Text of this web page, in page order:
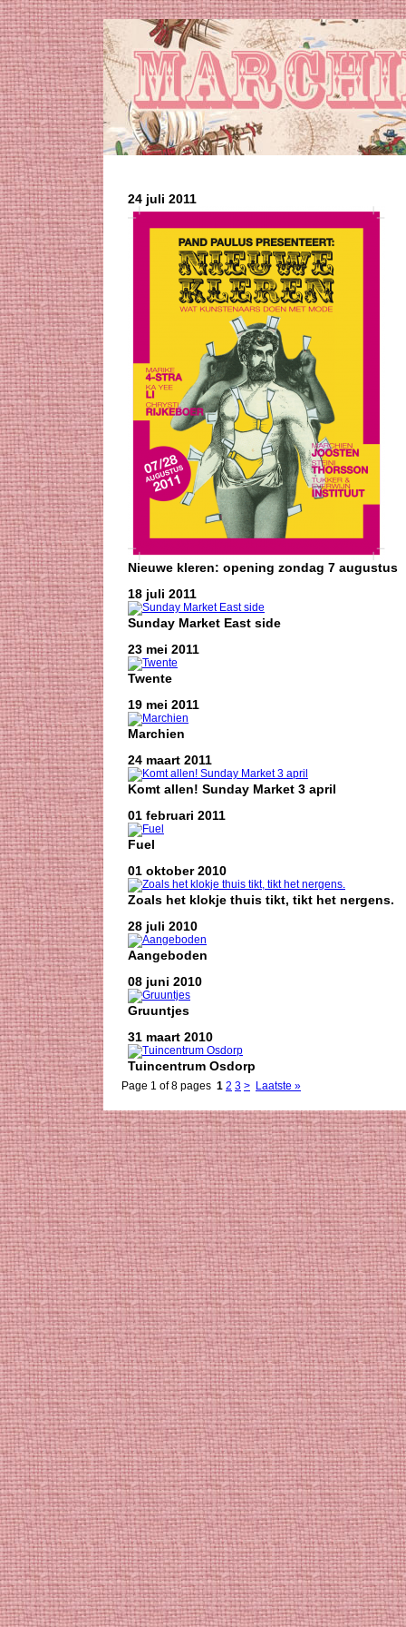
24 juli 2011
Nieuwe kleren: opening zondag 7 augustus
18 juli 2011
Sunday Market East side
23 mei 2011
Twente
19 mei 2011
Marchien
24 maart 2011
Komt allen! Sunday Market 3 april
01 februari 2011
Fuel
01 oktober 2010
Zoals het klokje thuis tikt, tikt het nergens.
28 juli 2010
Aangeboden
08 juni 2010
Gruuntjes
31 maart 2010
Tuincentrum Osdorp
Page 1 of 8 pages 1 2 3 > Laatste »